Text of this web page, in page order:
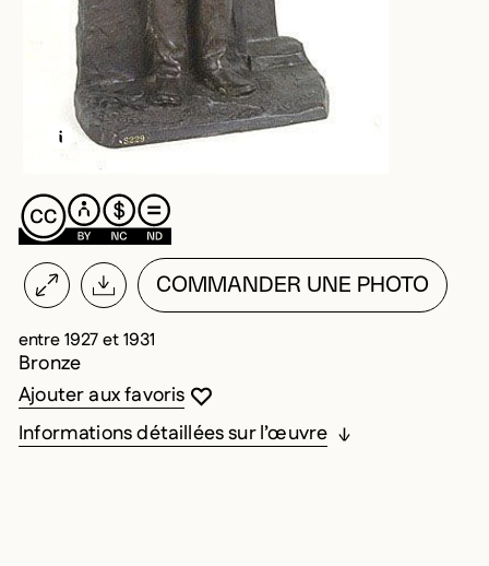
EN SAVOIR PLUS SUR CETTE IMAGE
OUVRIR LA MODALE
COMMANDER UNE PHOTO
entre 1927 et 1931
Bronze
Vous devez être connecté pour ajouter
Fermer la modale
Ouvrir la modale
Ajouter aux favoris
Informations détaillées sur l’œuvre